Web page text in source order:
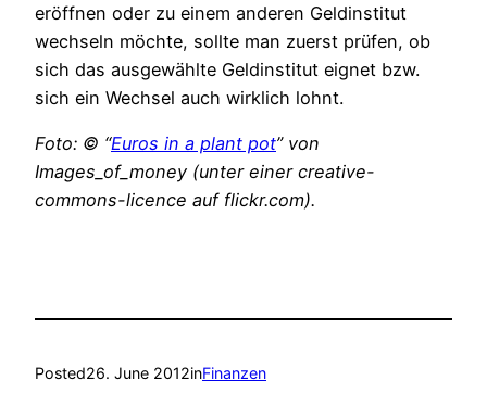
eröffnen oder zu einem anderen Geldinstitut
wechseln möchte, sollte man zuerst prüfen, ob
sich das ausgewählte Geldinstitut eignet bzw.
sich ein Wechsel auch wirklich lohnt.
Foto: © “Euros in a plant pot” von
Images_of_money (unter einer creative-
commons-licence auf flickr.com).
Posted26. June 2012inFinanzen